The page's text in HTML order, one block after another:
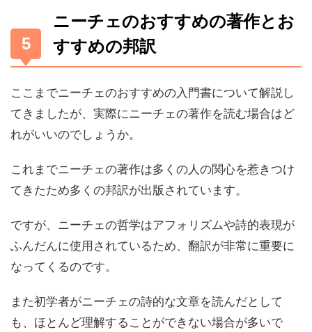
ニーチェのおすすめの著作とお
すすめの邦訳
ここまでニーチェのおすすめの入門書について解説し
てきましたが、実際にニーチェの著作を読む場合はど
れがいいのでしょうか。
これまでニーチェの著作は多くの人の関心を惹きつけ
てきたため多くの邦訳が出版されています。
ですが、ニーチェの哲学はアフォリズムや詩的表現が
ふんだんに使用されているため、翻訳が非常に重要に
なってくるのです。
また初学者がニーチェの詩的な文章を読んだとして
も、ほとんど理解することができない場合が多いで